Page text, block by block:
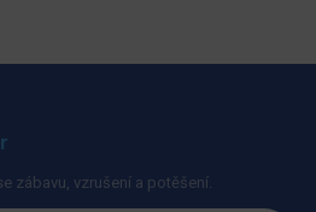
zábavu, vzrušení a potěšení.